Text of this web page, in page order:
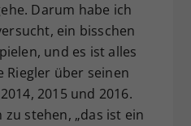
Darum habe ich
ein bisschen
und es ist alles
Riegler über seinen
2015 und 2016.
stehen, „das ist ein